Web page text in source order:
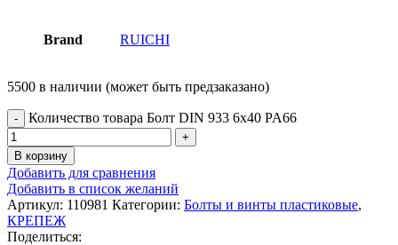
Brand RUICHI
5500 в наличии (может быть предзаказано)
Количество товара Болт DIN 933 6x40 PA66
В корзину
Добавить для сравнения
Добавить в список желаний
Артикул: 110981 Категории: Болты и винты пластиковые,
КРЕПЕЖ
Поделиться: